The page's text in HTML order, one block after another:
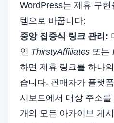
WordPress는 제휴 구
템으로 바꿉니다:
중앙 집중식 링크 관리:
인 ThirstyAffiliates 또는
하면 제휴 링크를 하나
습니다. 판매자가 플랫
시보드에서 대상 주소
개의 모든 아카이브 게